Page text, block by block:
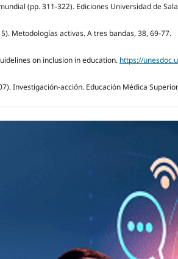
(pp. 311-322). Ediciones Universidad de
Metodologías activas. A tres bandas, 38, 69-77.
on inclusion in education. https://
Investigación-acción. Educación Médica